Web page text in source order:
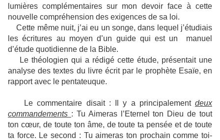
lumières complémentaires sur mon devoir face à cette
nouvelle compréhension des exigences de sa loi.
Cette même nuit, j’ai eu un songe, dans lequel j’étudiais
les écritures au moyen d’un guide qui est un manuel
d’étude quotidienne de la Bible.
Le théologien qui a rédigé cette étude, présentait une
analyse des textes du livre écrit par le prophète Esaïe, en
rapport avec le pentateuque.
Le commentaire disait : Il y a principalement deux
commandements : Tu Aimeras l’Eternel ton Dieu de tout
ton cœur, de toute ton âme, de toute ta pensée et de toute
ta force. Le second : Tu aimeras ton prochain comme toi-